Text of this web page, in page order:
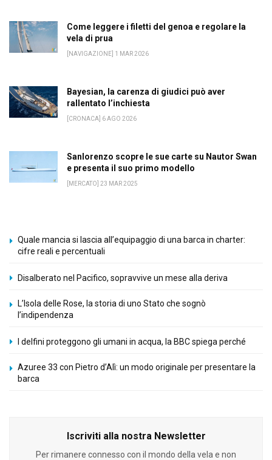
Come leggere i filetti del genoa e regolare la
vela di prua
[NAVIGAZIONE] 1 MAR 2026
Bayesian, la carenza di giudici può aver
rallentato l’inchiesta
[CRONACA] 6 AGO 2026
Sanlorenzo scopre le sue carte su Nautor Swan
e presenta il suo primo modello
[MERCATO] 23 MAR 2025
Quale mancia si lascia all’equipaggio di una barca in charter:
cifre reali e percentuali
Disalberato nel Pacifico, sopravvive un mese alla deriva
L’Isola delle Rose, la storia di uno Stato che sognò
l’indipendenza
I delfini proteggono gli umani in acqua, la BBC spiega perché
Azuree 33 con Pietro d’Alì: un modo originale per presentare la
barca
Iscriviti alla nostra Newsletter
Per rimanere connesso con il mondo della vela e non